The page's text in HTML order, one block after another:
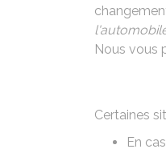
Nous vous
Certaines
En